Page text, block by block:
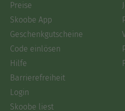
Preise
Skoobe App
Geschenkgutscheine
Code einlösen
Hilfe
Barrierefreiheit
Login
Skoobe liest